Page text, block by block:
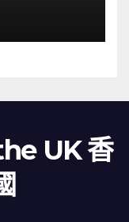
UK 香